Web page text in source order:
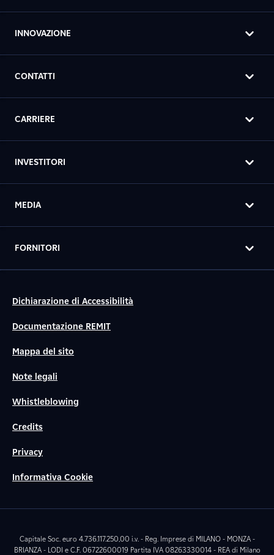
INNOVAZIONE
CONTATTI
CARRIERE
INVESTITORI
MEDIA
FORNITORI
Dichiarazione di Accessibilità
Documentazione REMIT
Mappa del sito
Note legali
Whistleblowing
Credits
Privacy
Informativa Cookie
Capitale Soc. euro 4.736.117.250,00 i.v. - Reg. Imprese di MILANO - MONZA -
BRIANZA - LODI e C.F. 06722600019 Partita IVA 08263330014 - REA di Milano